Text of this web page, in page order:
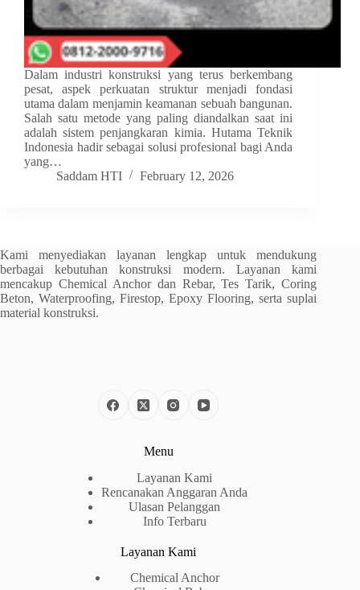
Dalam industri konstruksi yang terus berkembang
pesat, aspek perkuatan struktur menjadi fondasi
utama dalam menjamin keamanan sebuah bangunan.
Salah satu metode yang paling diandalkan saat ini
adalah sistem penjangkaran kimia. Hutama Teknik
Indonesia hadir sebagai solusi profesional bagi Anda
yang…
Saddam HTI
February 12, 2026
Kami menyediakan layanan lengkap untuk mendukung
berbagai kebutuhan konstruksi modern. Layanan kami
mencakup Chemical Anchor dan Rebar, Tes Tarik, Coring
Beton, Waterproofing, Firestop, Epoxy Flooring, serta suplai
material konstruksi.
Menu
Layanan Kami
Rencanakan Anggaran Anda
Ulasan Pelanggan
Info Terbaru
Layanan Kami
Chemical Anchor